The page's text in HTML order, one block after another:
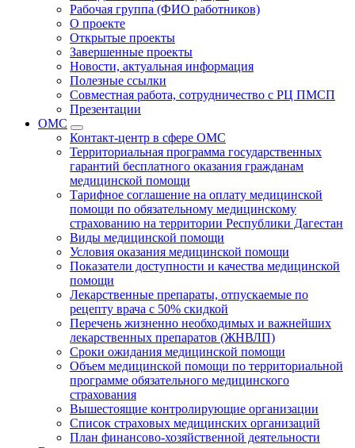
Рабочая группа (ФИО работников)
О проекте
Открытые проекты
Завершенные проекты
Новости, актуальная информация
Полезные ссылки
Совместная работа, сотрудничество с РЦ ПМСП
Презентации
ОМС
Контакт-центр в сфере ОМС
Территориальная программа государственных
гарантий бесплатного оказания гражданам
медицинской помощи
Тарифное соглашение на оплату медицинской
помощи по обязательному медицинскому
страхованию на территории Республики Дагестан
Виды медицинской помощи
Условия оказания медицинской помощи
Показатели доступности и качества медицинской
помощи
Лекарственные препараты, отпускаемые по
рецепту врача с 50% скидкой
Перечень жизненно необходимых и важнейших
лекарственных препаратов (ЖНВЛП)
Сроки ожидания медицинской помощи
Объем медицинской помощи по территориальной
программе обязательного медицинского
страхования
Вышестоящие контролирующие организации
Список страховых медицинских организаций
План финансово-хозяйственной деятельности